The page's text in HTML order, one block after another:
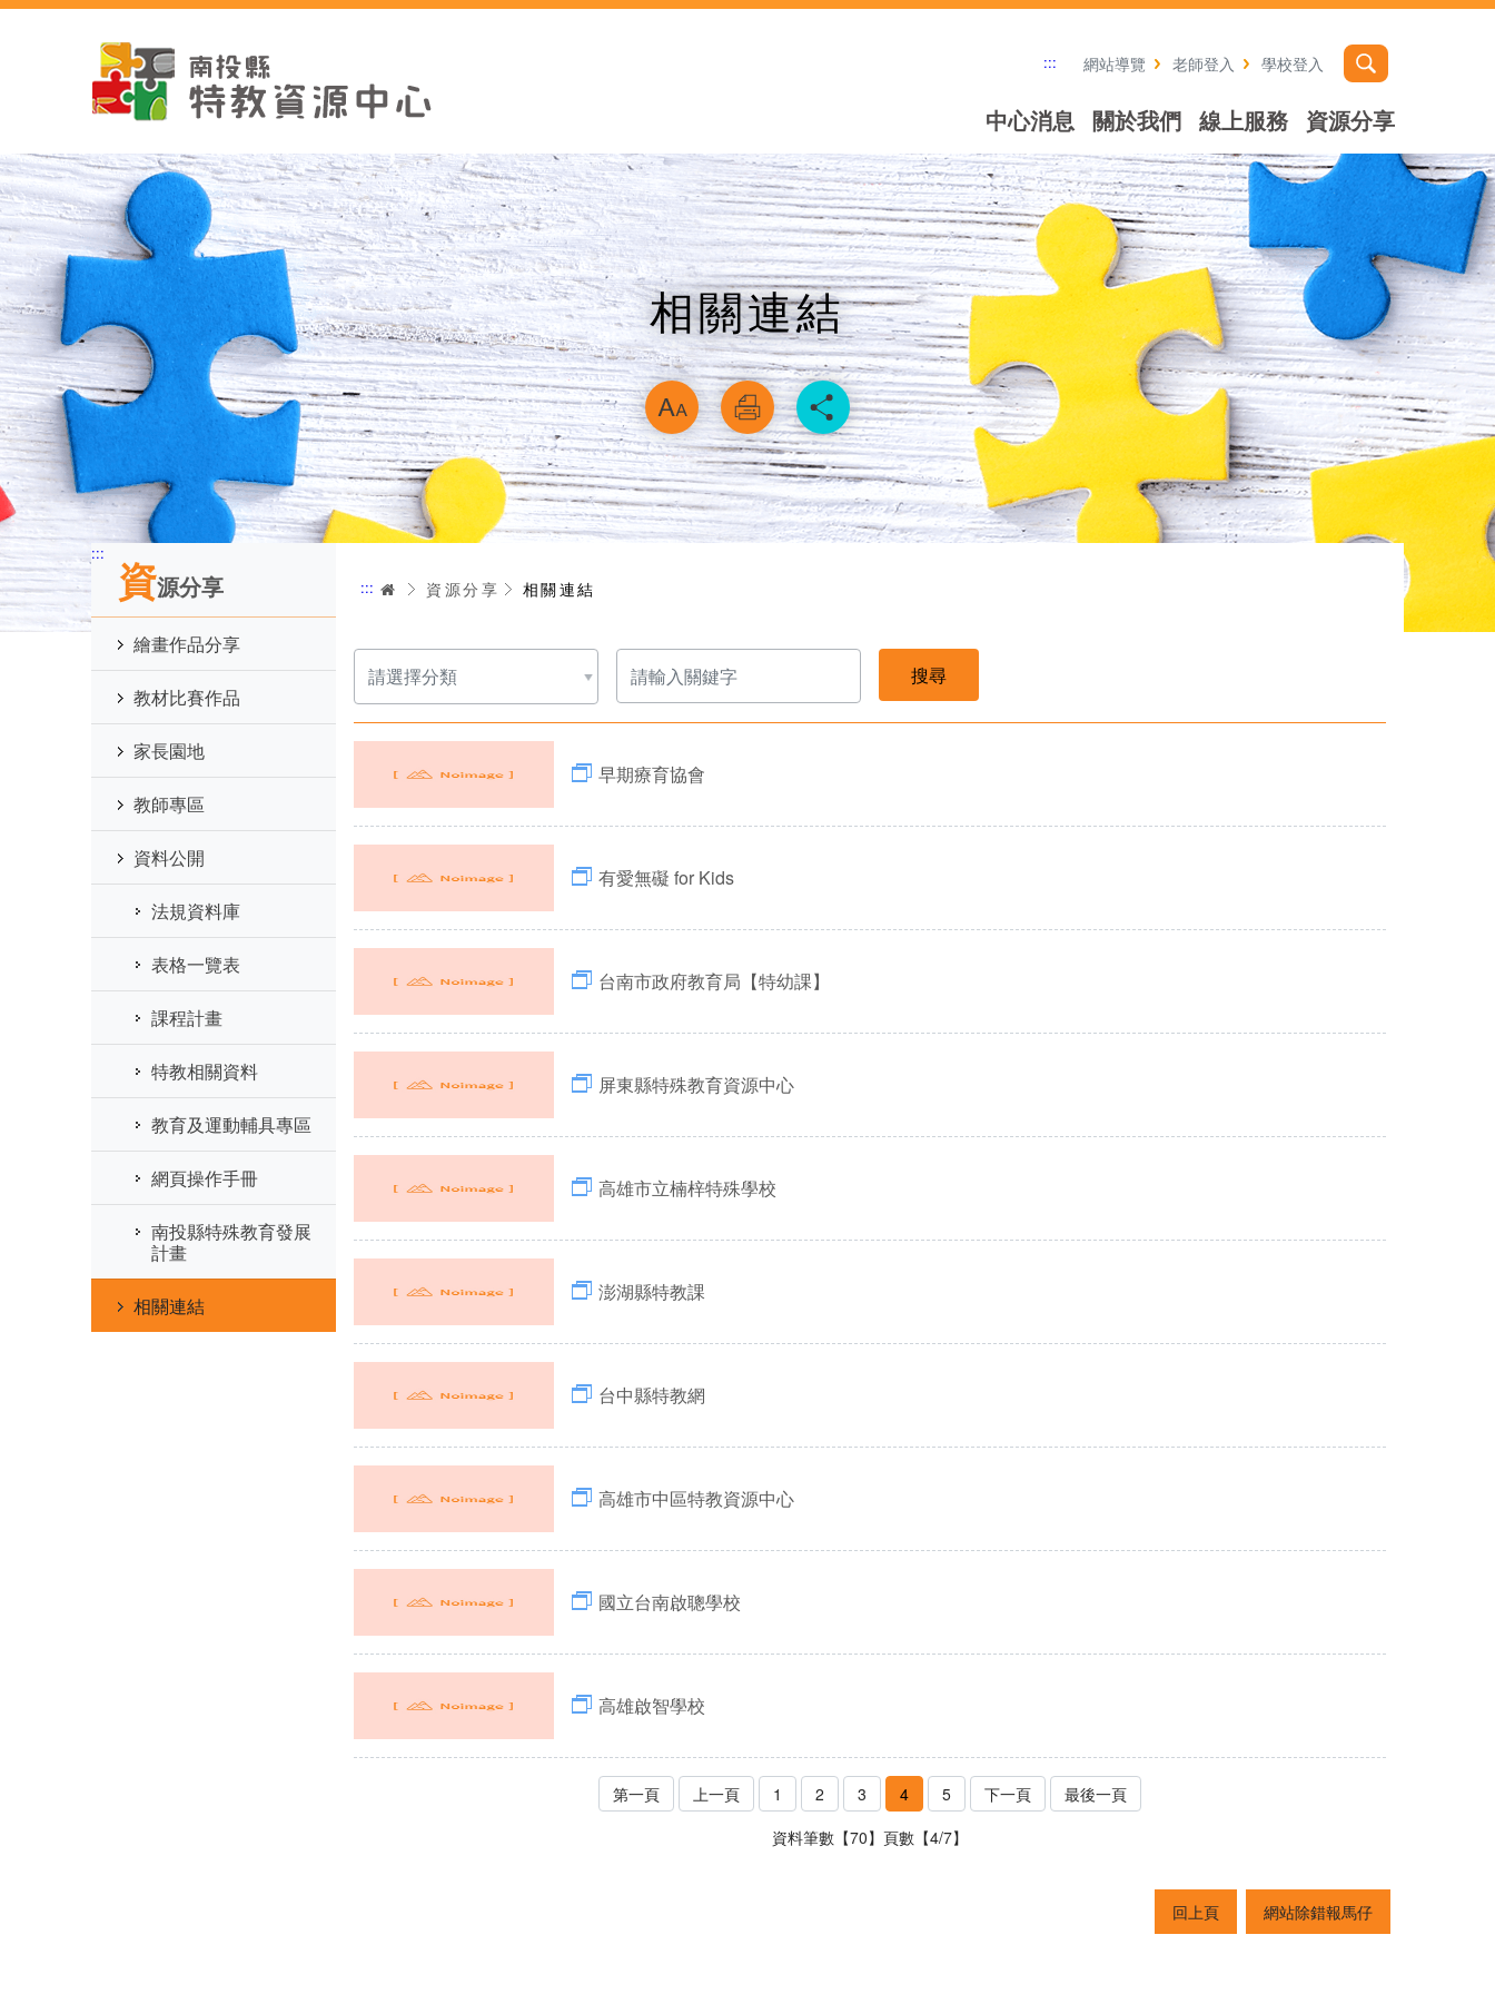
跳
::: 網站導覽 老師登入 學校登入
中心消息 關於我們 線上服務 資源分享
相關連結
略過字型切換，社群分享工具列
資源分享
:::
繪畫作品分享
教材比賽作品
家長園地
教師專區
資料公開
法規資料庫
表格一覽表
課程計畫
特教相關資料
教育及運動輔具專區
網頁操作手冊
南投縣特殊教育發展
計畫
相關連結
::: 首頁資源分享 相關連結
選
擇
分
類
請
輸
入
關
鍵
早期療育協會
有愛無礙 for Kids
台南市政府教育局【特幼課】
屏東縣特殊教育資源中心
高雄市立楠梓特殊學校
澎湖縣特教課
台中縣特教網
高雄市中區特教資源中心
國立台南啟聰學校
高雄啟智學校
第一頁 上一頁 1 2 3 4 5 下一頁
最後一頁
資料筆數【70】頁數【4/7】
回上頁 網站除錯報馬仔